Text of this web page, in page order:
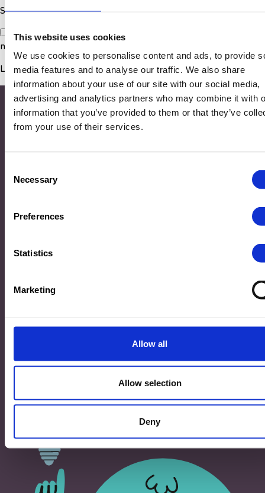
This website uses cookies
We use cookies to personalise content and ads, to provide
media features and to analyse our traffic. We also share
information about your use of our site with our social media,
advertising and analytics partners who may combine it with
information that you’ve provided to them or that they’ve
from your use of their services.
Selection
Necessary
Preferences
Statistics
Marketing
Allow all
Allow selection
Deny
Site web
Enregistrer mon nom, mon e-mail et mon site dans le
navigateur pour mon prochain commentaire.
Adresse
©2026 Ministère de l’Éducation nationale, de l’Enfance